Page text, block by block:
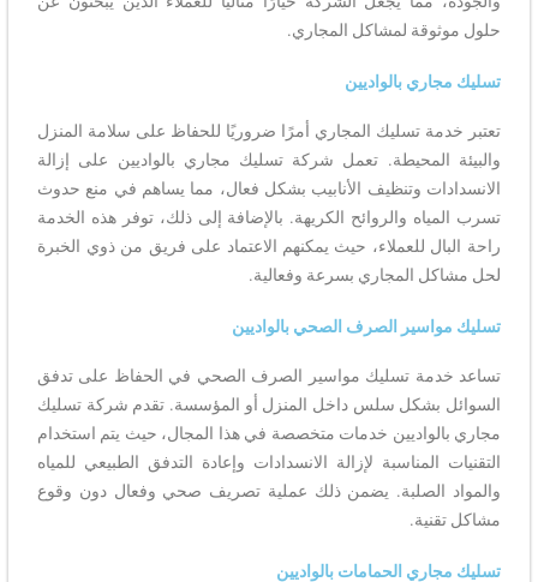
حلول موثوقة لمشاكل المجاري.
تسليك مجاري بالواديين
تعتبر خدمة تسليك المجاري أمرًا ضروريًا للحفاظ على سلامة المنزل
والبيئة المحيطة. تعمل شركة تسليك مجاري بالواديين على إزالة
الانسدادات وتنظيف الأنابيب بشكل فعال، مما يساهم في منع حدوث
تسرب المياه والروائح الكريهة. بالإضافة إلى ذلك، توفر هذه الخدمة
راحة البال للعملاء، حيث يمكنهم الاعتماد على فريق من ذوي الخبرة
لحل مشاكل المجاري بسرعة وفعالية.
تسليك مواسير الصرف الصحي بالواديين
تساعد خدمة تسليك مواسير الصرف الصحي في الحفاظ على تدفق
السوائل بشكل سلس داخل المنزل أو المؤسسة. تقدم شركة تسليك
مجاري بالواديين خدمات متخصصة في هذا المجال، حيث يتم استخدام
التقنيات المناسبة لإزالة الانسدادات وإعادة التدفق الطبيعي للمياه
والمواد الصلبة. يضمن ذلك عملية تصريف صحي وفعال دون وقوع
مشاكل تقنية.
تسليك مجاري الحمامات بالواديين